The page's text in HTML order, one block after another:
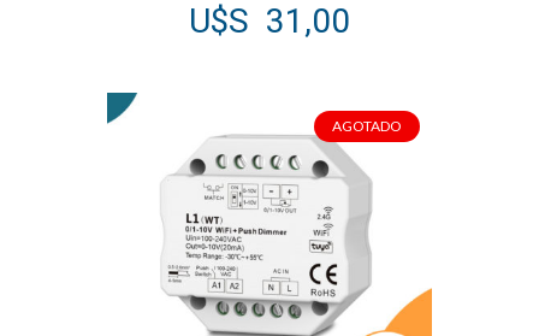
U$S 31,00
AGOTADO